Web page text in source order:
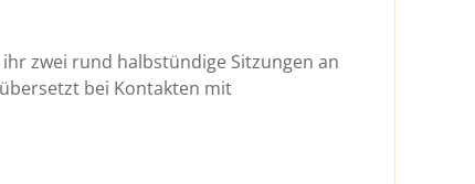
zwei rund halbstündige Sitzungen an
bei Kontakten mit